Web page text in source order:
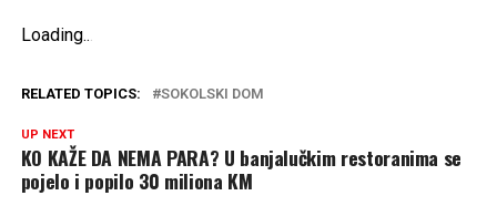
Loading..
RELATED TOPICS: SOKOLSKI DOM
UP NEXT
KO KAŽE DA NEMA PARA? U banjalučkim restoranima se
pojelo i popilo 30 miliona KM